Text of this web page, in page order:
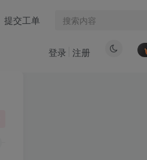
提交工单
登录 注册